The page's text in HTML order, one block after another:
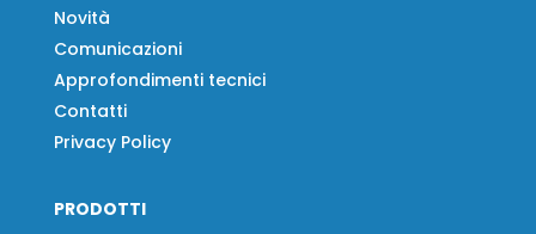
Novità
Comunicazioni
Approfondimenti tecnici
Contatti
Privacy Policy
PRODOTTI